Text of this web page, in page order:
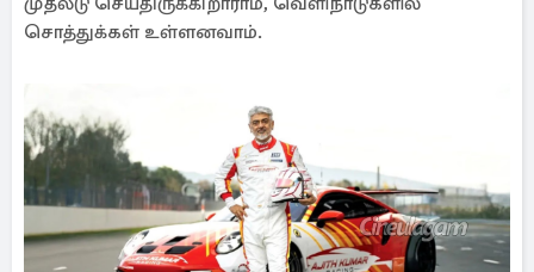
சொத்துக்கள் உள்ளனவாம்.